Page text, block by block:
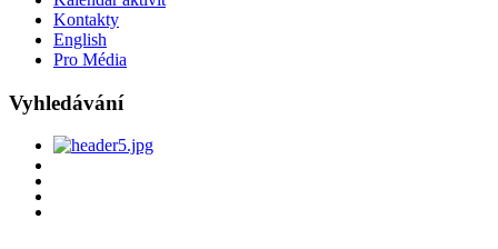
Kontakty
English
Pro Média
Vyhledávání